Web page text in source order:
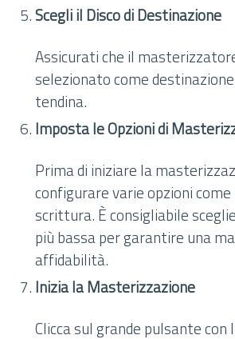
Scegli il Disco di Destinazione
Assicurati che il
selezionato come
tendina.
Imposta le Opzioni di
Prima di iniziare la
configurare varie opzioni
scrittura. È consigliabile
più bassa per garantire una
affidabilità.
Inizia la Masterizzazione
Clicca sul grande pulsante con